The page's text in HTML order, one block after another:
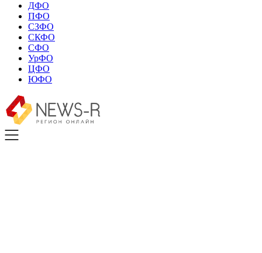
ДФО
ПФО
СЗФО
СКФО
СФО
УрФО
ЦФО
ЮФО